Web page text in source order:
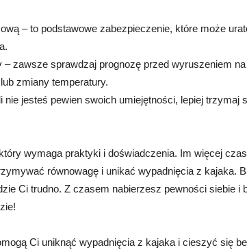
– to podstawowe zabezpieczenie, które może
zawsze sprawdzaj prognozę przed wyruszeniem
zmiany temperatury.
nie jesteś pewien swoich umiejętności, lepiej trzymaj
wymaga praktyki i doświadczenia. Im więcej
równowagę i unikać wypadnięcia z kajaka.
Ci trudno. Z czasem nabierzesz pewności siebie i
Ci uniknąć wypadnięcia z kajaka i cieszyć się